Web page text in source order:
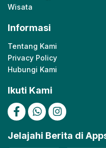
Wisata
Informasi
Tentang Kami
Privacy Policy
Hubungi Kami
Ikuti Kami
Jelajahi Berita di